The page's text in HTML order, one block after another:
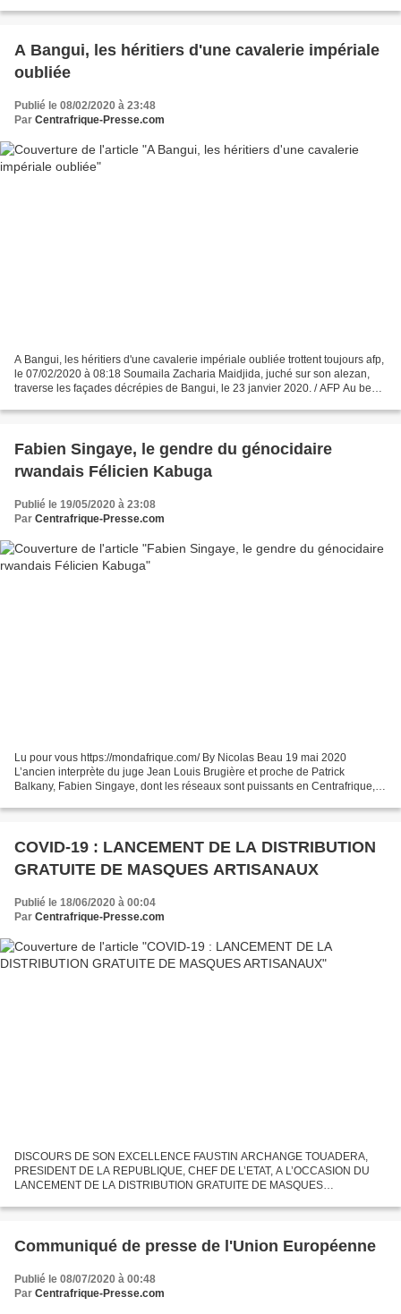
A Bangui, les héritiers d'une cavalerie impériale
oubliée
Publié le 08/02/2020 à 23:48
Par Centrafrique-Presse.com
A Bangui, les héritiers d'une cavalerie impériale oubliée trottent toujours afp,
le 07/02/2020 à 08:18 Soumaila Zacharia Maidjida, juché sur son alezan,
traverse les façades décrépies de Bangui, le 23 janvier 2020. / AFP Au beau
Fabien Singaye, le gendre du génocidaire
rwandais Félicien Kabuga
Publié le 19/05/2020 à 23:08
Par Centrafrique-Presse.com
Lu pour vous https://mondafrique.com/ By Nicolas Beau 19 mai 2020
L’ancien interprète du juge Jean Louis Brugière et proche de Patrick
Balkany, Fabien Singaye, dont les réseaux sont puissants en Centrafrique,
COVID-19 : LANCEMENT DE LA DISTRIBUTION
GRATUITE DE MASQUES ARTISANAUX
Publié le 18/06/2020 à 00:04
Par Centrafrique-Presse.com
DISCOURS DE SON EXCELLENCE FAUSTIN ARCHANGE TOUADERA,
PRESIDENT DE LA REPUBLIQUE, CHEF DE L’ETAT, A L’OCCASION DU
LANCEMENT DE LA DISTRIBUTION GRATUITE DE MASQUES
CORONAVIRUS BANGUI, 12 juin 2020...
Communiqué de presse de l'Union Européenne
Publié le 08/07/2020 à 00:48
Par Centrafrique-Presse.com